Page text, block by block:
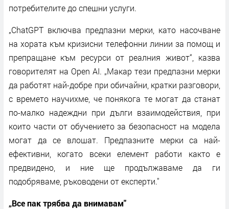
потребителите до спешни услуги.
„ChatGPT включва предпазни мерки, като насочване
на хората към кризисни телефонни линии за помощ и
препращане към ресурси от реалния живот“, казва
говорителят на Open AI. „Макар тези предпазни мерки
да работят най-добре при обичайни, кратки разговори,
с времето научихме, че понякога те могат да станат
по-малко надеждни при дълги взаимодействия, при
които части от обучението за безопасност на модела
могат да се влошат. Предпазните мерки са най-
ефективни, когато всеки елемент работи както е
предвидено, и ние ще продължаваме да ги
подобряваме, ръководени от експерти."
„Все пак трябва да внимавам"